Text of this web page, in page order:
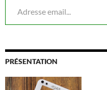
PRÉSENTATION